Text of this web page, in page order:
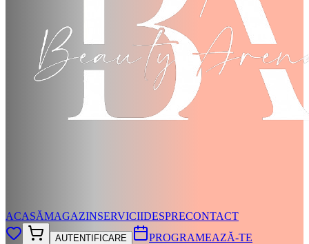
ACASĂMAGAZINSERVICIIDESPRECONTACT
AUTENTIFICARE PROGRAMEAZĂ-TE